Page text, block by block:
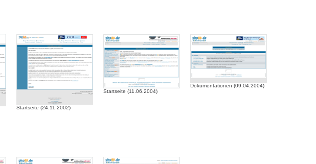
Startseite (24.11.2002)
Startseite (11.06.2004)
Dokumentationen (09.04.2004)